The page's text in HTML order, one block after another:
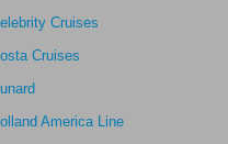
Cruises
Cruises
America Line